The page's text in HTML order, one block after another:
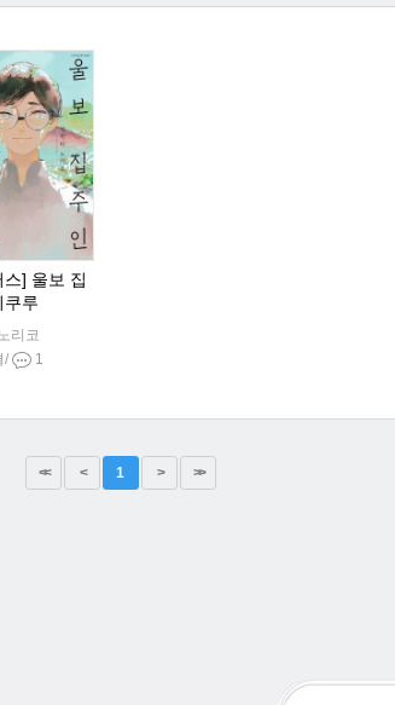
스] 울보 집
쿠루
리코
/
1
<< < 1 > >>